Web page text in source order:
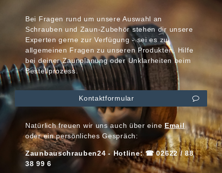
Bei Fragen rund um unsere Auswahl an
Schrauben und Zaun-Zubehör stehen dir unsere
Experten gerne zur Verfügung - sei es zu
allgemeinen Fragen zu unseren Produkten, Hilfe
bei deiner Zaunplanung oder Unklarheiten beim
Bestellprozess.
Kontaktformular
Natürlich freuen wir uns auch über eineEmail
oder ein persönliches Gespräch:
Zaunbauschrauben24 - Hotline: ☎ 02622 / 88
38 99 6